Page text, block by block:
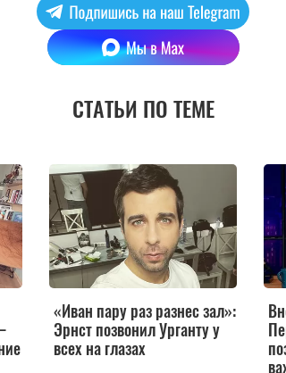
СТАТЬИ ПО ТЕМЕ
«Иван пару раз разнес зал»:
Эрнст позвонил Урганту у
всех на глазах